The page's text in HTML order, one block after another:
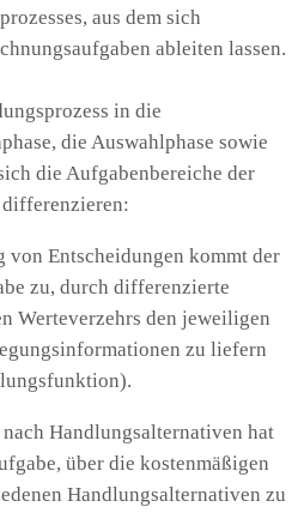
aus dem sich
ableiten lassen.
in die
die Auswahlphase sowie
die Aufgabenbereiche der
von Entscheidungen kommt der
zu, durch differenzierte
Werteverzehrs den jeweiligen
zu liefern
Handlungsalternativen hat
über die kostenmäßigen
Handlungsalternativen zu